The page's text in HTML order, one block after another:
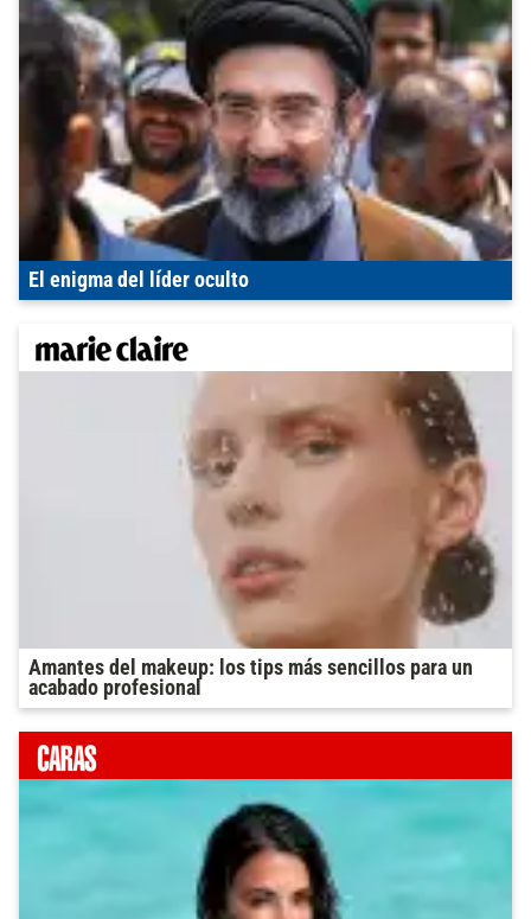
El enigma del líder oculto
Amantes del makeup: los tips más sencillos para un
acabado profesional